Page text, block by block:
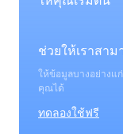
ช่วยให้เราสา
ให้ข้อมูลบางอย่างแ
คุณได้
ทดลองใช้ฟรี